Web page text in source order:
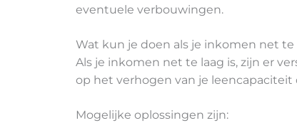
eventuele verbouwingen.
Wat kun je doen als je inkomen net
Als je inkomen net te laag is, zijn er
op het verhogen van je
Mogelijke oplossingen zijn: